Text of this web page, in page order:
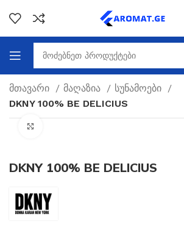
მთავარი მაღაზია
სუნამოები
DKNY 100% BE DELICIUS
DKNY 100% BE DELICIUS